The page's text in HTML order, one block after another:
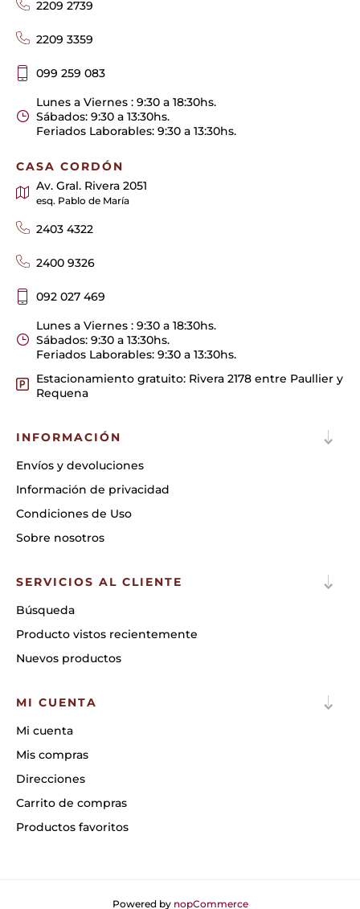
2209 2739
2209 3359
099 259 083
Lunes a Viernes : 9:30 a 18:30hs.
Sábados: 9:30 a 13:30hs.
Feriados Laborables: 9:30 a 13:30hs.
CASA CORDÓN
Av. Gral. Rivera 2051
esq. Pablo de María
2403 4322
2400 9326
092 027 469
Lunes a Viernes : 9:30 a 18:30hs.
Sábados: 9:30 a 13:30hs.
Feriados Laborables: 9:30 a 13:30hs.
Estacionamiento gratuito: Rivera 2178 entre Paullier y
Requena
INFORMACIÓN
Envíos y devoluciones
Información de privacidad
Condiciones de Uso
Sobre nosotros
SERVICIOS AL CLIENTE
Búsqueda
Producto vistos recientemente
Nuevos productos
MI CUENTA
Mi cuenta
Mis compras
Direcciones
Carrito de compras
Productos favoritos
Powered by nopCommerce